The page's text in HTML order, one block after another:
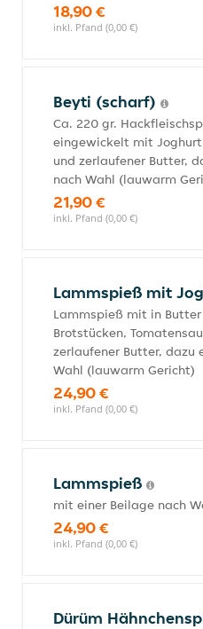
18,90 €
inkl. Pfand (0,00 €)
Beyti (scharf)
Ca. 220 gr.
eingewickelt mit
und zerlaufener Butter,
nach Wahl (lauwarm
21,90 €
inkl. Pfand (0,00 €)
Lammspieß mit
Lammspieß mit in
Brotstücken,
zerlaufener Butter, dazu
Wahl (lauwarm Gericht)
24,90 €
inkl. Pfand (0,00 €)
Lammspieß
mit einer Beilage nach
24,90 €
inkl. Pfand (0,00 €)
Dürüm